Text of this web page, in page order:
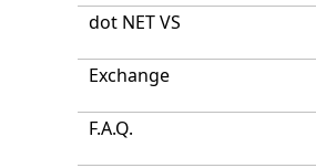
dot NET VS
Exchange
F.A.Q.